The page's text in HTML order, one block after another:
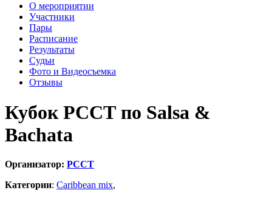
О мероприятии
Участники
Пары
Расписание
Результаты
Судьи
Фото и Видеосъемка
Отзывы
Кубок РССТ по Salsa &
Bachata
Организатор: РССТ
Категории: Caribbean mix,